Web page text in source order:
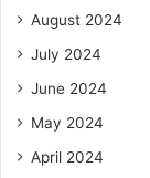
August 2024
July 2024
June 2024
May 2024
April 2024